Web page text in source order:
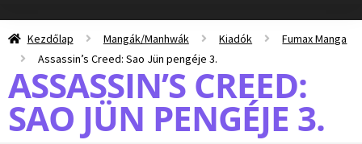
Kezdőlap Mangák/Manhwák Kiadók
Fumax Manga
Assassin’s Creed: Sao Jün pengéje 3.
ASSASSIN’S CREED:
SAO JÜN PENGÉJE 3.